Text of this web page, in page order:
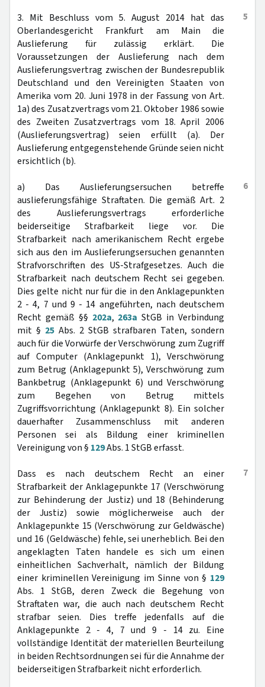
5
3. Mit Beschluss vom 5. August 2014 hat das
Oberlandesgericht Frankfurt am Main die
Auslieferung für zulässig erklärt. Die
Voraussetzungen der Auslieferung nach dem
Auslieferungsvertrag zwischen der Bundesrepublik
Deutschland und den Vereinigten Staaten von
Amerika vom 20. Juni 1978 in der Fassung von Art.
1a) des Zusatzvertrags vom 21. Oktober 1986 sowie
des Zweiten Zusatzvertrags vom 18. April 2006
(Auslieferungsvertrag) seien erfüllt (a). Der
Auslieferung entgegenstehende Gründe seien nicht
ersichtlich (b).
6
a) Das Auslieferungsersuchen betreffe
auslieferungsfähige Straftaten. Die gemäß Art. 2
des Auslieferungsvertrags erforderliche
beiderseitige Strafbarkeit liege vor. Die
Strafbarkeit nach amerikanischem Recht ergebe
sich aus den im Auslieferungsersuchen genannten
Strafvorschriften des US-Strafgesetzes. Auch die
Strafbarkeit nach deutschem Recht sei gegeben.
Dies gelte nicht nur für die in den Anklagepunkten
2 - 4, 7 und 9 - 14 angeführten, nach deutschem
Recht gemäß §§ 202a, 263a StGB in Verbindung
mit § 25 Abs. 2 StGB strafbaren Taten, sondern
auch für die Vorwürfe der Verschwörung zum Zugriff
auf Computer (Anklagepunkt 1), Verschwörung
zum Betrug (Anklagepunkt 5), Verschwörung zum
Bankbetrug (Anklagepunkt 6) und Verschwörung
zum Begehen von Betrug mittels
Zugriffsvorrichtung (Anklagepunkt 8). Ein solcher
dauerhafter Zusammenschluss mit anderen
Personen sei als Bildung einer kriminellen
Vereinigung von § 129Abs. 1 StGB erfasst.
7
Dass es nach deutschem Recht an einer
Strafbarkeit der Anklagepunkte 17 (Verschwörung
zur Behinderung der Justiz) und 18 (Behinderung
der Justiz) sowie möglicherweise auch der
Anklagepunkte 15 (Verschwörung zur Geldwäsche)
und 16 (Geldwäsche) fehle, sei unerheblich. Bei den
angeklagten Taten handele es sich um einen
einheitlichen Sachverhalt, nämlich der Bildung
einer kriminellen Vereinigung im Sinne von § 129
Abs. 1 StGB, deren Zweck die Begehung von
Straftaten war, die auch nach deutschem Recht
strafbar seien. Dies treffe jedenfalls auf die
Anklagepunkte 2 - 4, 7 und 9 - 14 zu. Eine
vollständige Identität der materiellen Beurteilung
in beiden Rechtsordnungen sei für die Annahme der
beiderseitigen Strafbarkeit nicht erforderlich.